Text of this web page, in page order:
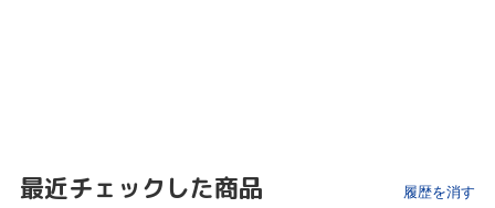
最近チェックした商品 履歴を消す